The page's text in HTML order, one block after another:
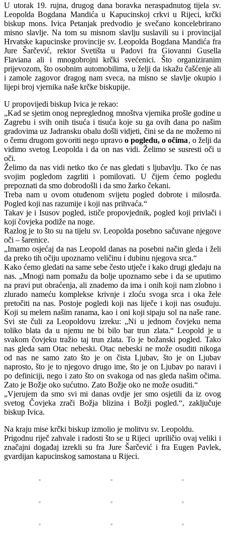
U utorak 19. rujna, drugog dana boravka neraspadnutog tijela sv.
Leopolda Bogdana Mandića u Kapucinskoj crkvi u Rijeci, krčki
biskup mons. Ivica Petanjak predvodio je svečano koncelebrirano
misno slavlje.Na tom su misnom slavlju suslavili su i provincijal
Hrvatske kapucinske provincije sv. Leopolda Bogdana Mandića fra
Jure Šarčević, rektor Svetišta u Padovi fra Giovanni Gusella
Flaviana ali i mnogobrojni krčki svećenici. Što organiziranim
prijevozom, što osobnim automobilima, u želji da iskažu čašćenje ali
i zamole zagovor dragog nam sveca, na misno se slavlje okupio i
lijepi broj vjernika naše krčke biskupije.
U propovijedi biskup Ivica je rekao:
„Kad se sjetim onog nepreglednog mnoštva vjernika prošle godine u
Zagrebu i svih onih tisuća i tisuća koje su ga ovih dana po našim
gradovima uz Jadransku obalu došli vidjeti, čini se da ne možemo ni
o čemu drugom govoriti nego upravo o pogledu, o očima, o želji da
vidimo svetog Leopolda i da on nas vidi. Želimo se susresti oči u
oči.
Želimo da nas vidi netko tko će nas gledati s ljubavlju. Tko će nas
svojim pogledom zagrliti i pomilovati. U čijem ćemo pogledu
prepoznati da smo dobrodošli i da smo žarko čekani.
Treba nam u ovom otuđenom svijetu pogled dobrote i milosrđa.
Pogled koji nas razumije i koji nas prihvaća.“
Takav je i Isusov pogled, ističe propovjednik, pogled koji privlači i
koji čovjeka podiže na noge.
Razlog je to što su na tijelu sv. Leopolda posebno sačuvane njegove
oči – šarenice.
„Imamo osjećaj da nas Leopold danas na posebni način gleda i želi
da preko tih očiju upoznamo veličinu i dubinu njegova srca.“
Kako ćemo gledati na same sebe često utječe i kako drugi gledaju na
nas. „Mnogi nam pomažu da bolje upoznamo sebe i da se uputimo
na pravi put obraćenja, ali znademo da ima i onih koji nam zlobno i
zlurado nameću komplekse krivnje i zloću svoga srca i oka žele
pretočiti na nas. Postoje pogledi koji nas liječe i koji nas osuđuju.
Koji su melem našim ranama, kao i oni koji sipaju sol na naše rane.
Svi ste čuli za Leopoldovu izreku: „Ni u jednom čovjeku nema
toliko blata da u njemu ne bi bilo bar trun zlata.“ Leopold je u
svakom čovjeku tražio taj trun zlata. To je božanski pogled. Tako
nas gleda sam Otac nebeski. Otac nebeski ne može osuditi nikoga
od nas ne samo zato što je on čista Ljubav, što je on Ljubav
naprosto, što je to njegovo drugo ime, što je on Ljubav po naravi i
po definiciji, nego i zato što on svakoga od nas gleda našim očima.
Zato je Božje oko sućutno. Zato Božje oko ne može osuditi.“
„Vjerujem da smo svi mi danas ovdje jer smo osjetili da iz ovog
svetog Čovjeka zrači Božja blizina i Božji pogled.“, zaključuje
biskup Ivica.
Na kraju mise krčki biskup izmolio je molitvu sv. Leopoldu.
Prigodnu riječ zahvale i radosti što se u Rijeci upriličio ovaj veliki i
značajni događaj izrekli su fra Jure Šarčević i fra Eugen Pavlek,
gvardijan kapucinskog samostana u Rijeci.